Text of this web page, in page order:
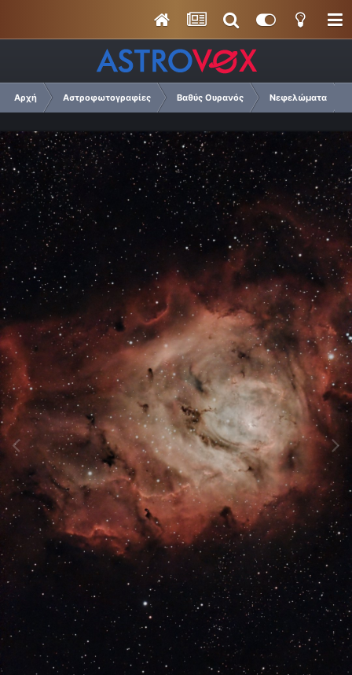
Αρχή Αστροφωτογραφίες Βαθύς Ουρανός Νεφελώματα